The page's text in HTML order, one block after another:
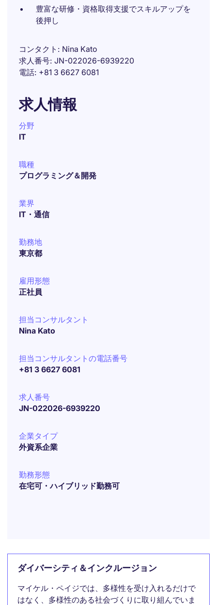
豊富な研修・資格取得支援でスキルアップを
後押し
コンタクト
Nina Kato
求人番号 JN-022026-6939220
電話 +81 3 6627 6081
求人情報
分野
IT
職種
プログラミング＆開発
業界
IT・通信
勤務地
東京都
雇用形態
正社員
担当コンサルタント
Nina Kato
担当コンサルタントの電話番号
+81 3 6627 6081
求人番号
JN-022026-6939220
企業タイプ
外資系企業
勤務形態
在宅可・ハイブリッド勤務可
ダイバーシティ＆インクルージョン
マイケル・ペイジでは、多様性を受け入れるだけで
はなく、多様性のある社会づくりに取り組んでいま